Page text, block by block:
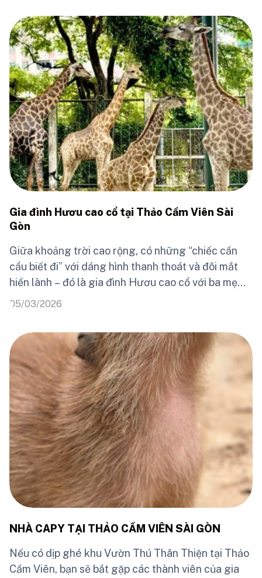
Gia đình Hươu cao cổ tại Thảo Cầm Viên Sài
Gòn
Giữa khoảng trời cao rộng, có những “chiếc cần
cẩu biết đi” với dáng hình thanh thoát và đôi mắt
hiền lành – đó là gia đình Hươu cao cổ với ba mẹ
lần lượt tên là Thái và Lan sống cùng hai con là chị
vừa chạm tới tán lá cao nhất, cũng là lúc các thành
viên trong gia đình bắt đầu ngày mới bằng những
bước chân dài, chậm rãi nhưng đầy uyển chuyển.
05/03/2026
NHÀ CAPY TẠI THẢO CẦM VIÊN SÀI GÒN
Nếu có dịp ghé khu Vườn Thú Thân Thiện tại Thảo
Cầm Viên, bạn sẽ bắt gặp các thành viên của gia